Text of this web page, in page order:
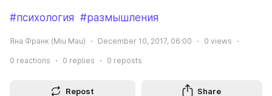
#психология #размышления
Яна Франк (Miu Mau) December 10, 2017, 06:00 0 views
0 reactions 0 replies 0 reposts
Repost Share